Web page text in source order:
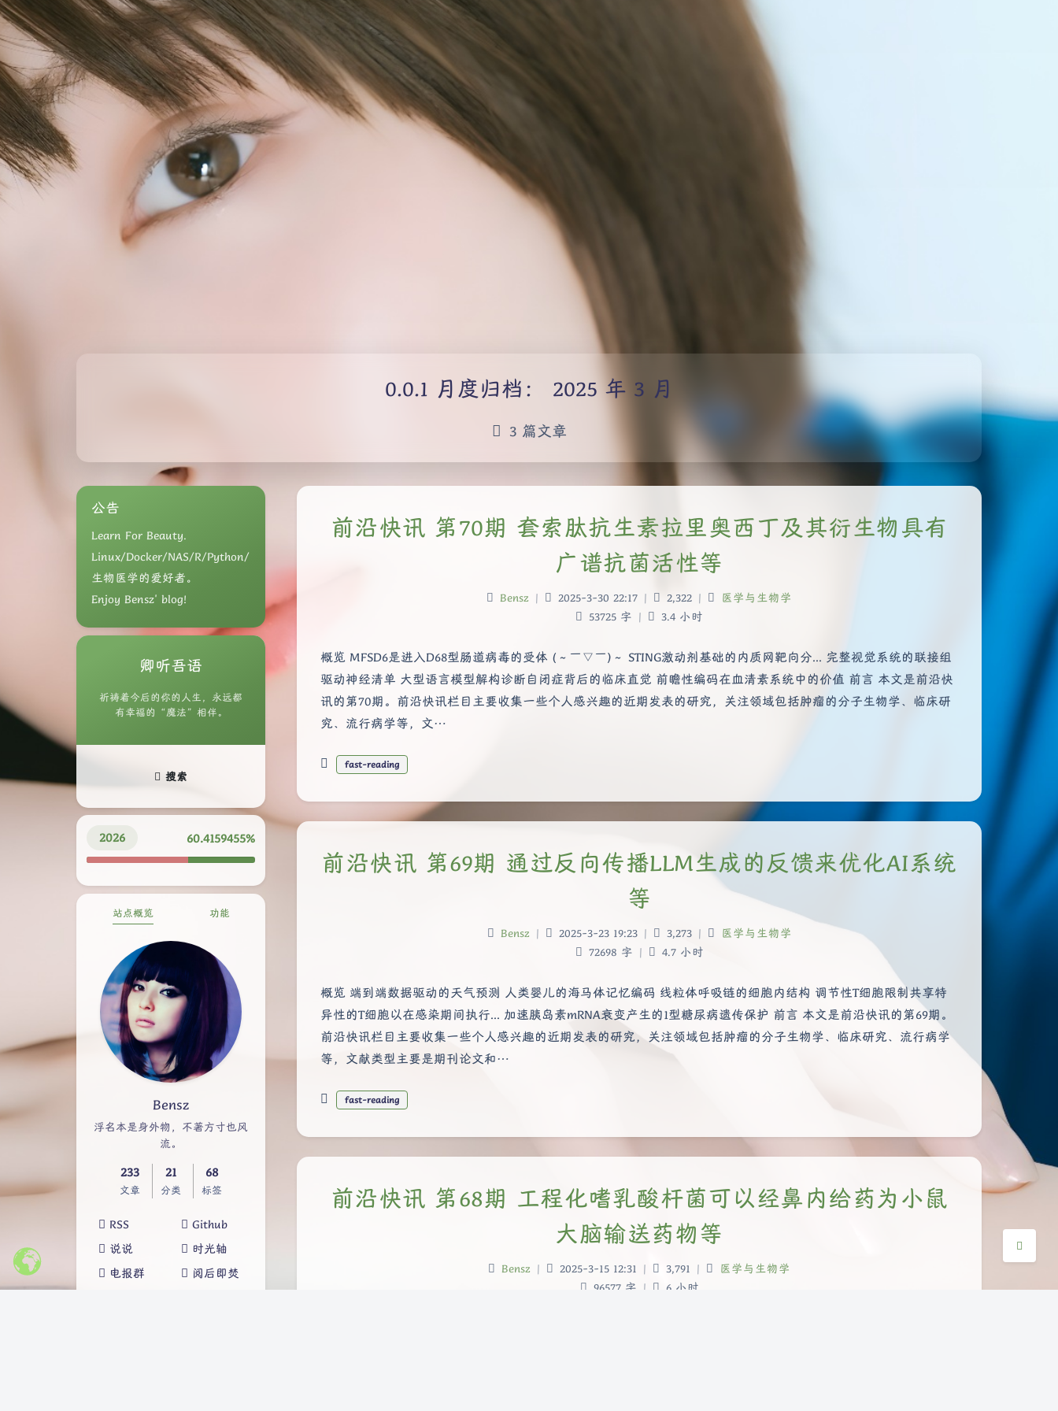
夜间模式
关闭 日落 暗化 灰度
月度归档： 2025 年 3 月
3 篇文章
公告
Learn For Beauty.
Linux/Docker/NAS/R/Python/
生物医学的爱好者。
Enjoy Bensz' blog!
卿听吾语
祈祷着今后的你的人生，永远都
有幸福的“魔法”相伴。
搜索
2026 60.4159503%
站点概览 功能
Bensz
浮名本是身外物，不著方寸也风
流。
233
文章
21
分类
68
标签
RSS
Github
说说
时光轴
电报群
阅后即焚
前沿快讯 第70期 套索肽抗生素拉里奥西丁及其衍生物具有
广谱抗菌活性等
Bensz | 2025-3-30 22:17 | 2,322 |
医学与生物学
53725 字 | 3.4 小时
概览 MFSD6是进入D68型肠道病毒的受体 (～￣▽￣)～ STING激动剂基础的内质网靶向分... 完整视觉系统的联接组
驱动神经清单 大型语言模型解构诊断自闭症背后的临床直觉 前瞻性编码在血清素系统中的价值 前言 本文是前沿快
讯的第70期。前沿快讯栏目主要收集一些个人感兴趣的近期发表的研究，关注领域包括肿瘤的分子生物学、临床研
究、流行病学等，文…
fast-reading
前沿快讯 第69期 通过反向传播LLM生成的反馈来优化AI系统
等
Bensz | 2025-3-23 19:23 | 3,273 |
医学与生物学
72698 字 | 4.7 小时
概览 端到端数据驱动的天气预测 人类婴儿的海马体记忆编码 线粒体呼吸链的细胞内结构 调节性T细胞限制共享特
异性的T细胞以在感染期间执行... 加速胰岛素mRNA衰变产生的1型糖尿病遗传保护 前言 本文是前沿快讯的第69期。
前沿快讯栏目主要收集一些个人感兴趣的近期发表的研究，关注领域包括肿瘤的分子生物学、临床研究、流行病学
等，文献类型主要是期刊论文和…
fast-reading
前沿快讯 第68期 工程化嗜乳酸杆菌可以经鼻内给药为小鼠
大脑输送药物等
Bensz | 2025-3-15 12:31 | 3,791 |
医学与生物学
96577 字 | 6 小时